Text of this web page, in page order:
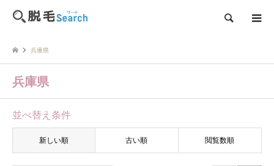
検索
兵庫県
兵庫県
並べ替え条件
新しい順 古い順 閲覧数順